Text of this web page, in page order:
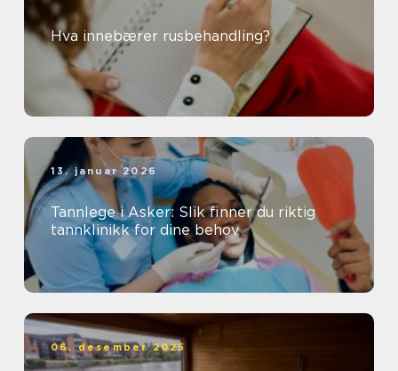
Hva innebærer rusbehandling?
13. januar 2026
Tannlege i Asker: Slik finner du riktig
tannklinikk for dine behov
06. desember 2025